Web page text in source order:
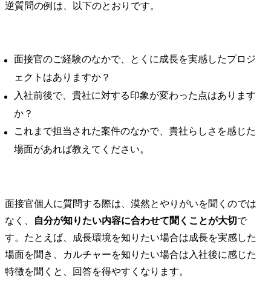
逆質問の例は、以下のとおりです。
面接官のご経験のなかで、とくに成長を実感したプロジ
ェクトはありますか？
入社前後で、貴社に対する印象が変わった点はあります
か？
これまで担当された案件のなかで、貴社らしさを感じた
場面があれば教えてください。
面接官個人に質問する際は、漠然とやりがいを聞くのでは
なく、
自分が知りたい内容に合わせて聞くことが大切で
す。たとえば、成長環境を知りたい場合は成長を実感した
場面を聞き、カルチャーを知りたい場合は入社後に感じた
特徴を聞くと、回答を得やすくなります。